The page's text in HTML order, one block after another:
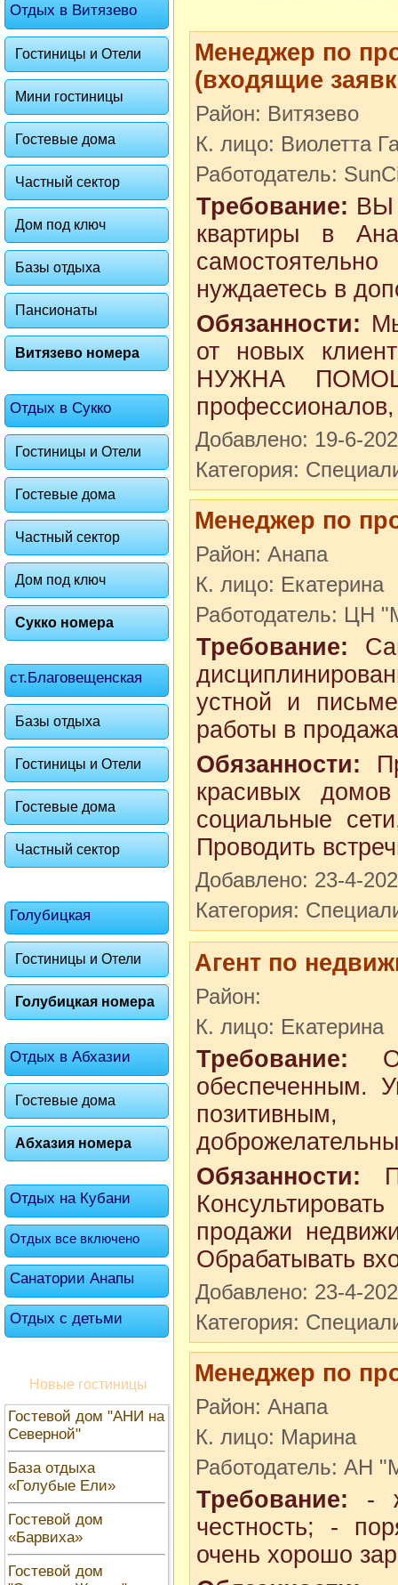
Отдых в Витязево
Гостиницы и Отели
Мини гостиницы
Гостевые дома
Частный сектор
Дом под ключ
Базы отдыха
Пансионаты
Витязево номера
Отдых в Сукко
Гостиницы и Отели
Гостевые дома
Частный сектор
Дом под ключ
Сукко номера
ст.Благовещенская
Базы отдыха
Гостиницы и Отели
Гостевые дома
Частный сектор
Голубицкая
Гостиницы и Отели
Голубицкая номера
Отдых в Абхазии
Гостевые дома
Абхазия номера
Отдых на Кубани
Отдых все включено
Санатории Анапы
Отдых с детьми
Новые гостиницы
Гостевой дом "АНИ на
Северной"
База отдыха
«Голубые Ели»
Гостевой дом
«Барвиха»
Гостевой дом
Менеджер по
(входящие
Район: Витязево
К. лицо: Виолетта
Работодатель:
Требование: ВЫ
квартиры в
нуждаетесь в
Обязанности:
от новых
НУЖНА
Добавлено: 19-6-
Категория:
Менеджер по
Район: Анапа
К. лицо: Екатерина
Работодатель: ЦН
Требование:
устной и
работы в
Обязанности:
красивых
социальные
Проводить
Добавлено: 23-4-
Категория:
Агент по
Район:
К. лицо: Екатерина
Требование:
обеспеченным.
позитивным,
Обязанности:
продажи
Обрабатывать
Добавлено: 23-4-
Категория:
Менеджер по
Район: Анапа
К. лицо: Марина
Работодатель: АН
Требование: -
честность; -
очень хорошо